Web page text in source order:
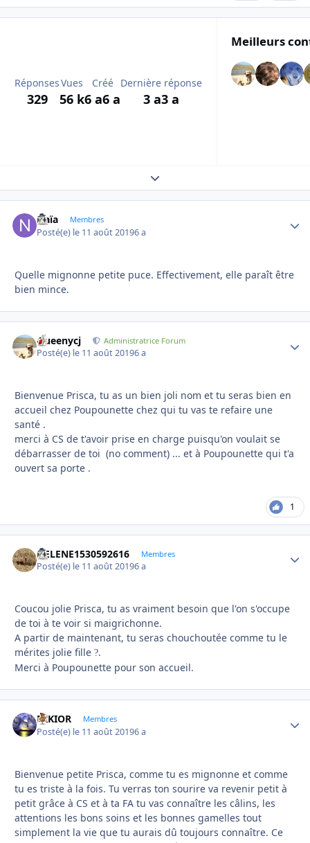
Réponses
329
Vues
56 k
Créé
6 a6 a
Dernière réponse
3 a3 a
Meilleurs
Expand topic overview
Naïa Membres
Posté(e) le 11 août 20196 a
Quelle mignonne petite puce. Effectivement, elle paraît être
bien mince.
Queenycj Administratrice Forum
Posté(e) le 11 août 20196 a
Bienvenue Prisca, tu as un bien joli nom et tu seras bien en
accueil chez Poupounette chez qui tu vas te refaire une
santé .
merci à CS de t'avoir prise en charge puisqu'on voulait se
débarrasser de toi (no comment) ... et à Poupounette qui t'a
ouvert sa porte .
1
HELENE1530592616 Membres
Posté(e) le 11 août 20196 a
Coucou jolie Prisca, tu as vraiment besoin que l'on s'occupe
de toi à te voir si maigrichonne.
A partir de maintenant, tu seras chouchoutée comme tu le
mérites jolie fille ?.
Merci à Poupounette pour son accueil.
NIKIOR Membres
Posté(e) le 11 août 20196 a
Bienvenue petite Prisca, comme tu es mignonne et comme
tu es triste à la fois. Tu verras ton sourire va revenir petit à
petit grâce à CS et à ta FA tu vas connaître les câlins, les
attentions les bons soins et les bonnes gamelles tout
simplement la vie que tu aurais dû toujours connaître. Ce